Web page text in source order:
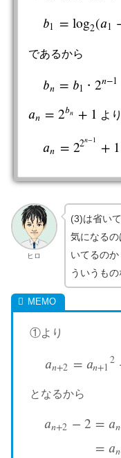
𝑏1 = log2(𝑎1
b 1=log2(a 1
であるから
𝑏𝑛 = 𝑏1 ∙ 2𝑛−1
b n= b1∙ 2 n−1=2
𝑎𝑛 = 2𝑏𝑛 + 1
an =2bn+1 より
𝑎𝑛 = 22𝑛−1 + 1
a =2 2n− 1+ 1
ヒロ
(3)は省い
気になるの
いてるの
ういうもの
①より
𝑎𝑛+2 = 𝑎𝑛+1
2
a n+ 2= an+ 1 2 −
となるから
𝑎𝑛+2 − 2 = 𝑎𝑛
= 𝑎𝑛